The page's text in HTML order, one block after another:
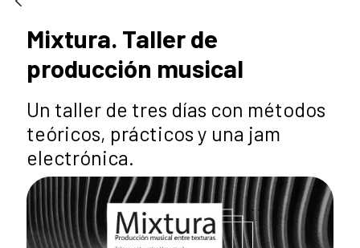
Mixtura. Taller de
producción musical
Un taller de tres días con métodos
teóricos, prácticos y una jam
electrónica.